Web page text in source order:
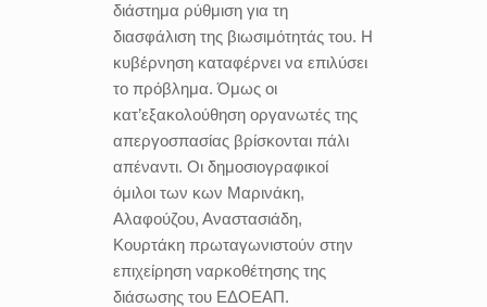
διάστημα ρύθμιση για τη
διασφάλιση της βιωσιμότητάς του. Η
κυβέρνηση καταφέρνει να επιλύσει
το πρόβλημα. Όμως οι
κατ’εξακολούθηση οργανωτές της
απεργοσπασίας βρίσκονται πάλι
απέναντι. Οι δημοσιογραφικοί
όμιλοι των κων Μαρινάκη,
Αλαφούζου, Αναστασιάδη,
Κουρτάκη πρωταγωνιστούν στην
επιχείρηση ναρκοθέτησης της
διάσωσης του ΕΔΟΕΑΠ.